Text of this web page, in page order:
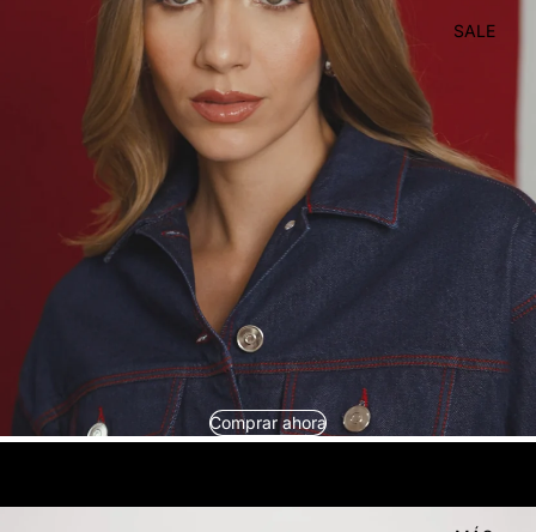
SALE
Comprar ahora